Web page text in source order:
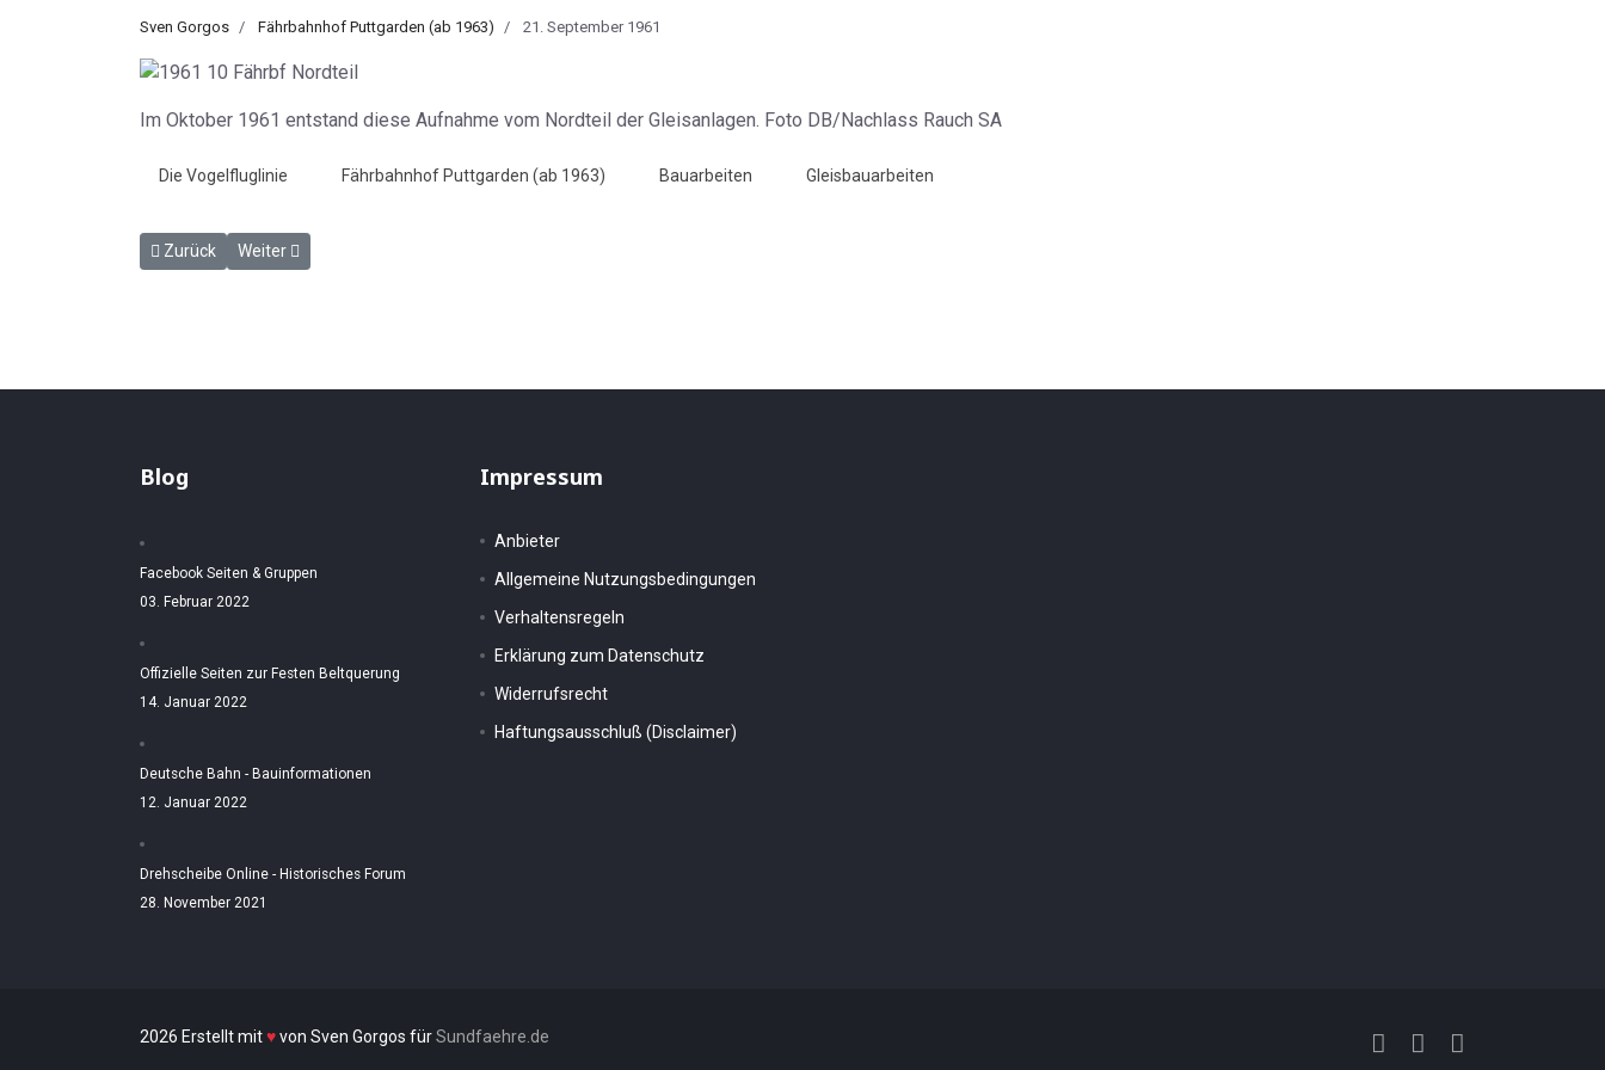
Sven Gorgos Fährbahnhof Puttgarden (ab 1963) 21. September 1961
Im Oktober 1961 entstand diese Aufnahme vom Nordteil der Gleisanlagen. Foto DB/Nachlass Rauch SA
Die Vogelfluglinie Fährbahnhof Puttgarden (ab 1963) Bauarbeiten Gleisbauarbeiten
Vorheriger Beitrag: Blick auf das entstehende Stellwerk Pf am 5. November 1961
Zurück Nächster Beitrag: Erd- und Gleisbau in Puttgarden am 21. September 1961
Weiter
Blog
Facebook Seiten & Gruppen
03. Februar 2022
Offizielle Seiten zur Festen Beltquerung
14. Januar 2022
Deutsche Bahn - Bauinformationen
12. Januar 2022
Drehscheibe Online - Historisches Forum
28. November 2021
Impressum
Anbieter
Allgemeine Nutzungsbedingungen
Verhaltensregeln
Erklärung zum Datenschutz
Widerrufsrecht
Haftungsausschluß (Disclaimer)
2026 Erstellt mit♥von Sven Gorgos fürSundfaehre.de